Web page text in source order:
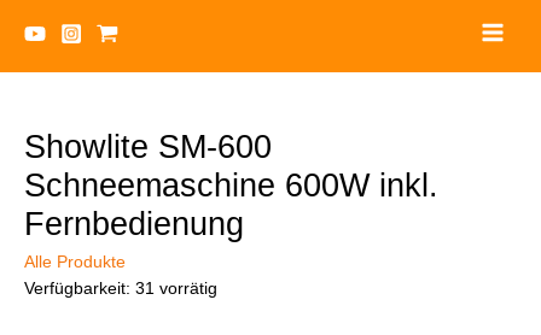
Showlite SM-600
Schneemaschine 600W inkl.
Fernbedienung
Alle Produkte
Verfügbarkeit: 31 vorrätig